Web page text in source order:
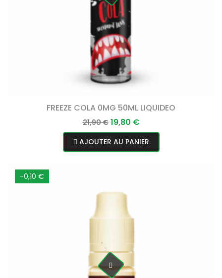
FREEZE COLA 0MG 50ML LIQUIDEO
Prix
normal
21,90 € Prix
19,80 €
AJOUTER AU PANIER
-0,10 €